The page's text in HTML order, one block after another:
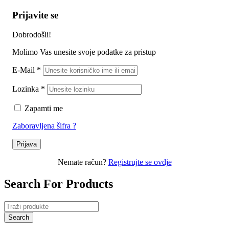
Prijavite se
Dobrodošli!
Molimo Vas unesite svoje podatke za pristup
E-Mail *
Lozinka *
Zapamti me
Zaboravljena šifra ?
Prijava
Nemate račun? Registrujte se ovdje
Search For Products